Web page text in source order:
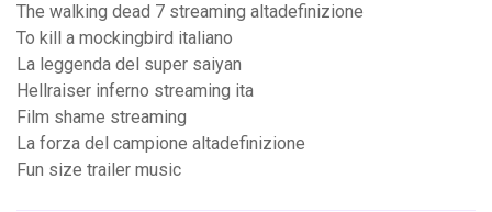
The walking dead 7 streaming altadefinizione
To kill a mockingbird italiano
La leggenda del super saiyan
Hellraiser inferno streaming ita
Film shame streaming
La forza del campione altadefinizione
Fun size trailer music